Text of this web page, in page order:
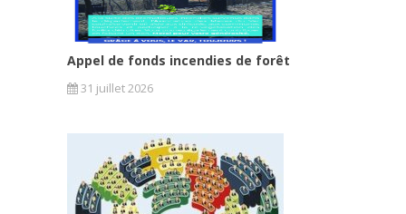
Appel de fonds incendies de forêt
31 juillet 2026